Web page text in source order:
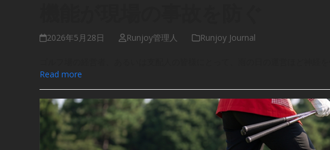
2026年5月28日 Runjoy管理人 Runjoy Journal
Read more